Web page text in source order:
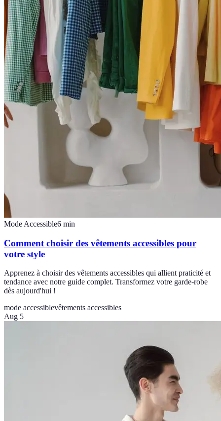
Mode Accessible6 min
Comment choisir des vêtements accessibles pour
votre style
Apprenez à choisir des vêtements accessibles qui allient praticité et
tendance avec notre guide complet. Transformez votre garde-robe
dès aujourd'hui !
mode accessiblevêtements accessibles
Aug 5